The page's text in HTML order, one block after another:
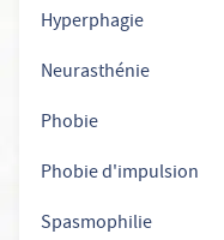
Hyperphagie
Neurasthénie
Phobie
Phobie d'impulsion
Spasmophilie